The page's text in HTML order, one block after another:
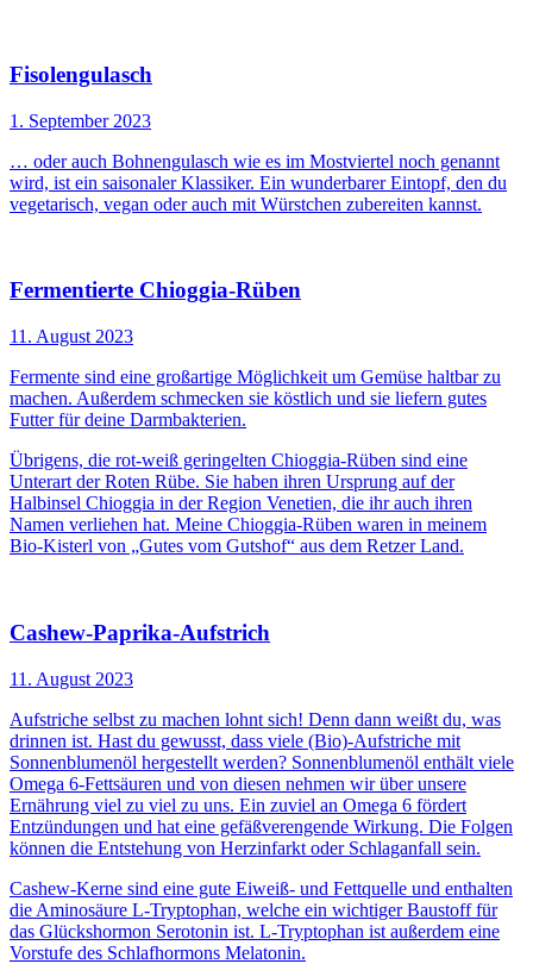
Fisolengulasch
1. September 2023
… oder auch Bohnengulasch wie es im Mostviertel noch genannt
wird, ist ein saisonaler Klassiker. Ein wunderbarer Eintopf, den du
vegetarisch, vegan oder auch mit Würstchen zubereiten kannst.
Fermentierte Chioggia-Rüben
11. August 2023
Fermente sind eine großartige Möglichkeit um Gemüse haltbar zu
machen. Außerdem schmecken sie köstlich und sie liefern gutes
Futter für deine Darmbakterien.
Übrigens, die rot-weiß geringelten Chioggia-Rüben sind eine
Unterart der Roten Rübe. Sie haben ihren Ursprung auf der
Halbinsel Chioggia in der Region Venetien, die ihr auch ihren
Namen verliehen hat. Meine Chioggia-Rüben waren in meinem
Bio-Kisterl von „Gutes vom Gutshof“ aus dem Retzer Land.
Cashew-Paprika-Aufstrich
11. August 2023
Aufstriche selbst zu machen lohnt sich! Denn dann weißt du, was
drinnen ist. Hast du gewusst, dass viele (Bio)-Aufstriche mit
Sonnenblumenöl hergestellt werden? Sonnenblumenöl enthält viele
Omega 6-Fettsäuren und von diesen nehmen wir über unsere
Ernährung viel zu viel zu uns. Ein zuviel an Omega 6 fördert
Entzündungen und hat eine gefäßverengende Wirkung. Die Folgen
können die Entstehung von Herzinfarkt oder Schlaganfall sein.
Cashew-Kerne sind eine gute Eiweiß- und Fettquelle und enthalten
die Aminosäure L-Tryptophan, welche ein wichtiger Baustoff für
das Glückshormon Serotonin ist. L-Tryptophan ist außerdem eine
Vorstufe des Schlafhormons Melatonin.